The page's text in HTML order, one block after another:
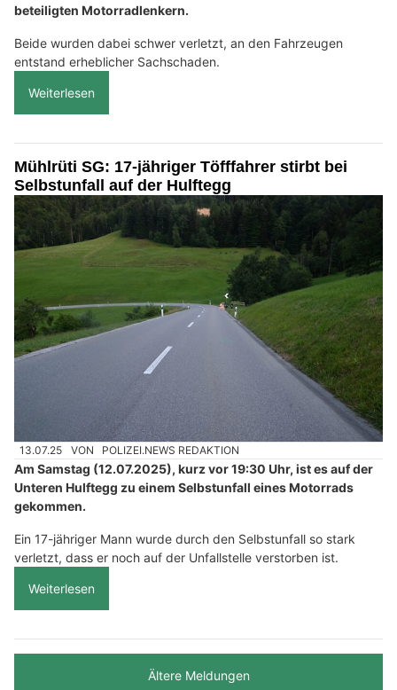
beteiligten Motorradlenkern.
Beide wurden dabei schwer verletzt, an den Fahrzeugen
entstand erheblicher Sachschaden.
Weiterlesen
Mühlrüti SG: 17-jähriger Töfffahrer stirbt bei
Selbstunfall auf der Hulftegg
13.07.25 VON POLIZEI.NEWS REDAKTION
Am Samstag (12.07.2025), kurz vor 19:30 Uhr, ist es auf der
Unteren Hulftegg zu einem Selbstunfall eines Motorrads
gekommen.
Ein 17-jähriger Mann wurde durch den Selbstunfall so stark
verletzt, dass er noch auf der Unfallstelle verstorben ist.
Weiterlesen
Ältere Meldungen